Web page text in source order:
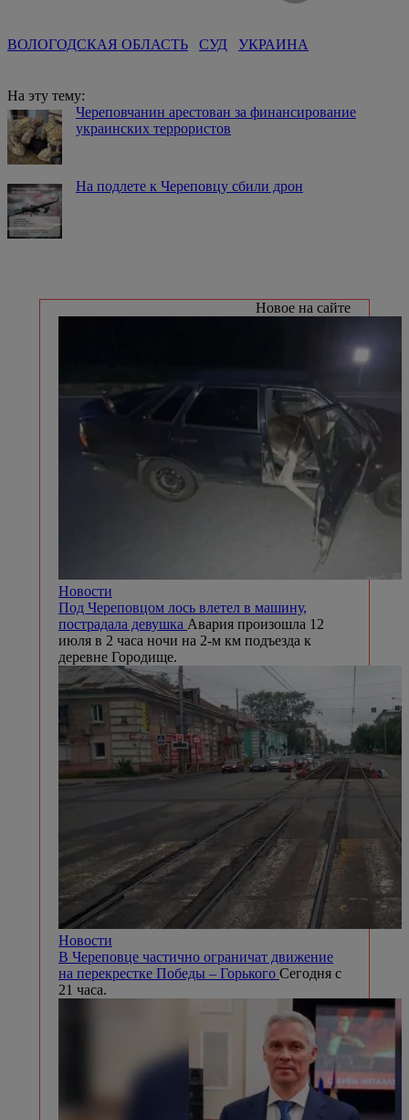
ВОЛОГОДСКАЯ ОБЛАСТЬ СУД УКРАИНА
На эту тему:
Череповчанин арестован за финансирование
украинских террористов
На подлете к Череповцу сбили дрон
Новое на сайте
Новости
Под Череповцом лось влетел в машину,
пострадала девушка Авария произошла 12
июля в 2 часа ночи на 2-м км подъезда к
деревне Городище.
Новости
️В Череповце частично ограничат движение
на перекрестке Победы – Горького Сегодня с
21 часа.